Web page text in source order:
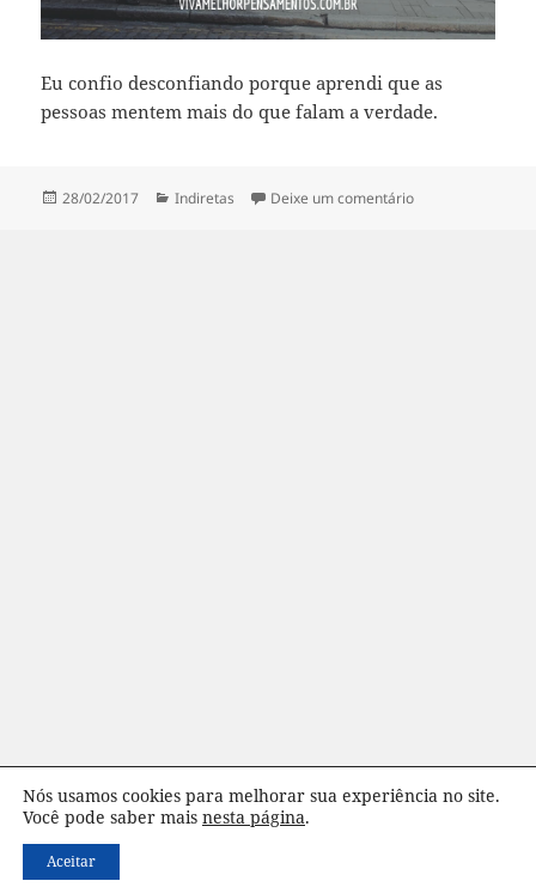
Eu confio desconfiando porque aprendi que as
pessoas mentem mais do que falam a verdade.
Publicado
28/02/2017 Categorias
Indiretas Deixe um comentárioem Eu confio
Política de Privacidade
© Viva Melhor Pensamentos - Todos os direitos reservados.
Nós usamos cookies para melhorar sua experiência no site.
Você pode saber mais nesta página.
Aceitar